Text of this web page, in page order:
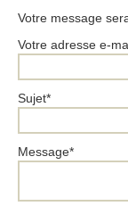
Votre message
Votre adresse e-
Sujet*
Message*